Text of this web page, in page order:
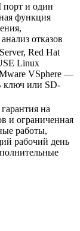
и один
функция
отказов
Red Hat
Linux
VSphere —
ключ или SD-
на
и ограниченная
работы,
рабочий день